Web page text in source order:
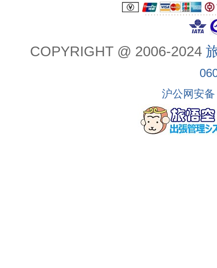
COPYRIGHT @ 2006-2024
沪公网安